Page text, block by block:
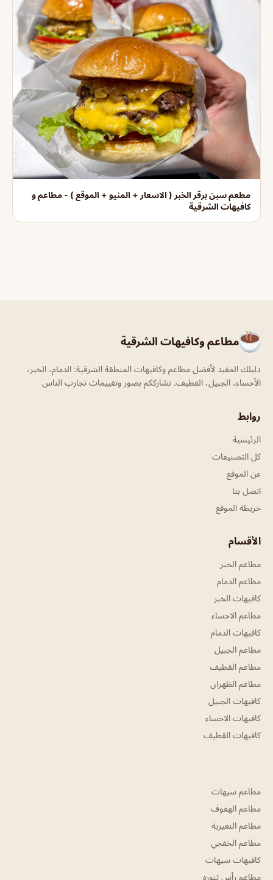
مطعم سبن برقر الخبر ( الاسعار + المنيو + الموقع ) - مطاعم و
كافيهات الشرقية
مطاعم وكافيهات الشرقية
دليلك المفيد لأفضل مطاعم وكافيهات المنطقة الشرقية: الدمام، الخبر،
الأحساء، الجبيل، القطيف. نشارككم بصور وتقييمات تجارب الناس
روابط
الرئيسية
كل التصنيفات
عن الموقع
اتصل بنا
خريطة الموقع
الأقسام
مطاعم الخبر
مطاعم الدمام
كافيهات الخبر
مطاعم الاحساء
كافيهات الدمام
مطاعم الجبيل
مطاعم القطيف
مطاعم الظهران
كافيهات الجبيل
كافيهات الاحساء
كافيهات القطيف
مطاعم سيهات
مطاعم الهفوف
مطاعم النعيرية
مطاعم الخفجي
كافيهات سيهات
مطاعم رأس تنوره